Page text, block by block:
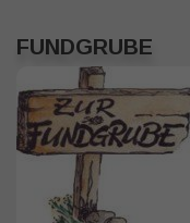
FUNDGRUBE